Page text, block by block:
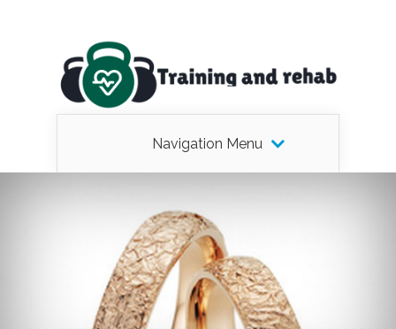
Navigation Menu